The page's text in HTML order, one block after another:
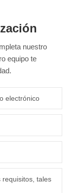
nuestro
equipo te